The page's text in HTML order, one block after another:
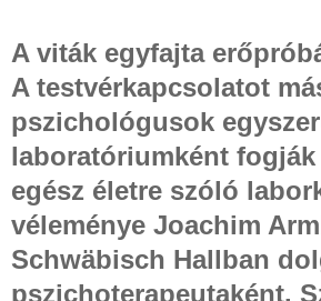
A viták egyfajta
A testvérkapcsolatot
pszichológusok
laboratóriumként fogják
egész életre szóló
véleménye Joachim
Schwäbisch Hallban
pszichoterapeutaként.